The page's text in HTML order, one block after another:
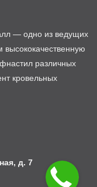
— одно из ведущих
различных
кровельных
д. 7